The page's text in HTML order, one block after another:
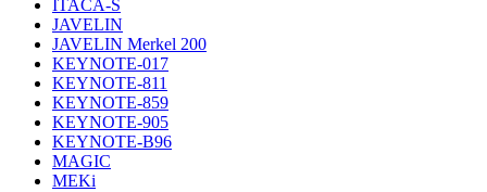
ITACA-S
JAVELIN
JAVELIN Merkel 200
KEYNOTE-017
KEYNOTE-811
KEYNOTE-859
KEYNOTE-905
KEYNOTE-B96
MAGIC
MEKi